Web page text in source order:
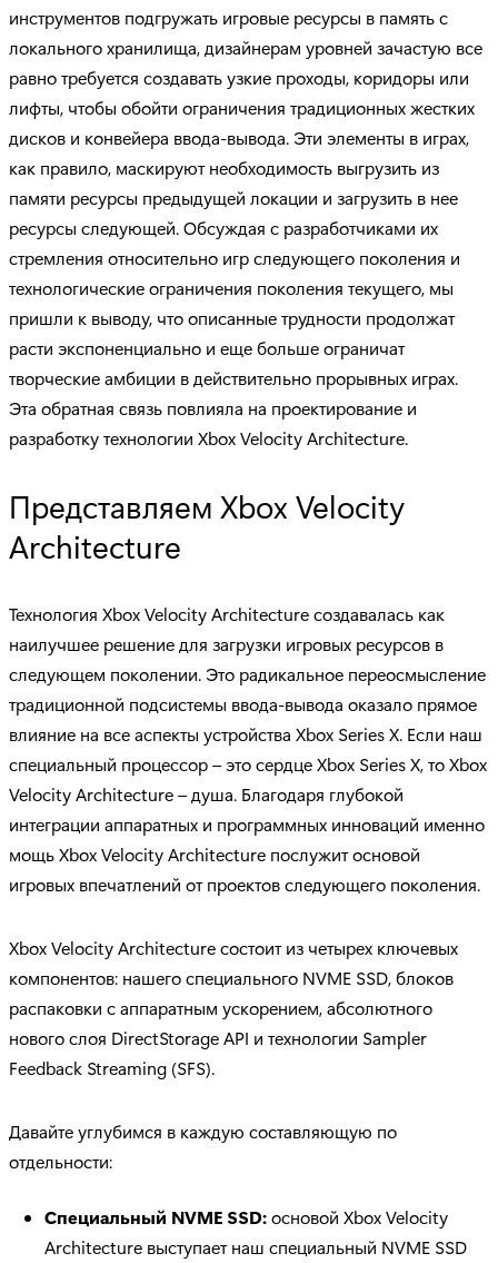
инструментов подгружать игровые ресурсы в память с
локального хранилища, дизайнерам уровней зачастую все
равно требуется создавать узкие проходы, коридоры или
лифты, чтобы обойти ограничения традиционных жестких
дисков и конвейера ввода-вывода. Эти элементы в играх,
как правило, маскируют необходимость выгрузить из
памяти ресурсы предыдущей локации и загрузить в нее
ресурсы следующей. Обсуждая с разработчиками их
стремления относительно игр следующего поколения и
технологические ограничения поколения текущего, мы
пришли к выводу, что описанные трудности продолжат
расти экспоненциально и еще больше ограничат
творческие амбиции в действительно прорывных играх.
Эта обратная связь повлияла на проектирование и
разработку технологии Xbox Velocity Architecture.
Представляем Xbox Velocity
Architecture
Технология Xbox Velocity Architecture создавалась как
наилучшее решение для загрузки игровых ресурсов в
следующем поколении. Это радикальное переосмысление
традиционной подсистемы ввода-вывода оказало прямое
влияние на все аспекты устройства Xbox Series X. Если наш
специальный процессор – это сердце Xbox Series X, то Xbox
Velocity Architecture – душа. Благодаря глубокой
интеграции аппаратных и программных инноваций именно
мощь Xbox Velocity Architecture послужит основой
игровых впечатлений от проектов следующего поколения.
Xbox Velocity Architecture состоит из четырех ключевых
компонентов: нашего специального NVME SSD, блоков
распаковки с аппаратным ускорением, абсолютного
нового слоя DirectStorage API и технологии Sampler
Feedback Streaming (SFS).
Давайте углубимся в каждую составляющую по
отдельности:
Специальный NVMESSD:основой Xbox Velocity
Architecture выступает наш специальный NVME SSD